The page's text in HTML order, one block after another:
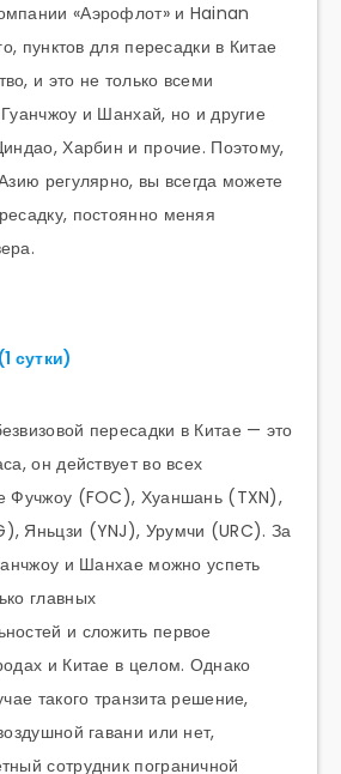
«Аэрофлот» и Hainan
пунктов для пересадки в Китае
и это не только всеми
и Шанхай, но и другие
Харбин и прочие. Поэтому,
регулярно, вы всегда можете
постоянно меняя
сутки)
пересадки в Китае — это
он действует во всех
Фучжоу (FOC), Хуаншань (TXN),
Яньцзи (YNJ), Урумчи (URC). За
и Шанхае можно успеть
главных
и сложить первое
и Китае в целом. Однако
такого транзита решение,
гавани или нет,
сотрудник пограничной